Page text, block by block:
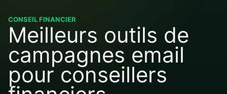
CONSEIL FINANCIER
Meilleurs outils de
campagnes email
pour conseillers